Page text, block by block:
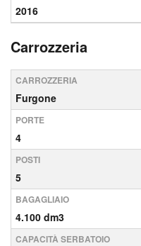
2016
Carrozzeria
CARROZZERIA
Furgone
PORTE
4
POSTI
5
BAGAGLIAIO
4.100 dm3
CAPACITÀ SERBATOIO